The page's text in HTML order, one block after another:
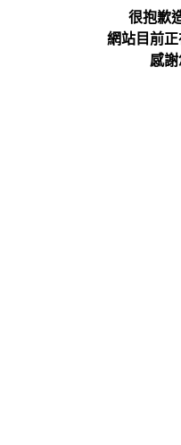
很抱歉
網站目前正
感謝